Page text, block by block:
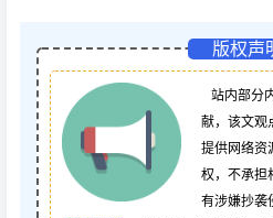
版权声
站内部分
献，该文观
提供网络资
权，不承担
有涉嫌抄袭